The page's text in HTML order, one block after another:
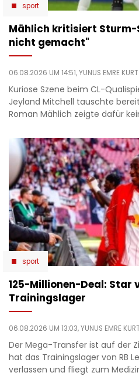
sport
Mählich kritisiert Sturm-
nicht gemacht"
06.08.2026 UM 14:51,YUNUS EMRE KURT
Kuriose Szene beim CL-
Jeyland Mitchell tauschte
Roman Mählich zeigte dafür
sport
125-Millionen-Deal: Star
Trainingslager
06.08.2026 UM 13:03,YUNUS EMRE KURT
Der Mega-Transfer ist auf der
hat das Trainingslager von RB
verlassen und fliegt zum